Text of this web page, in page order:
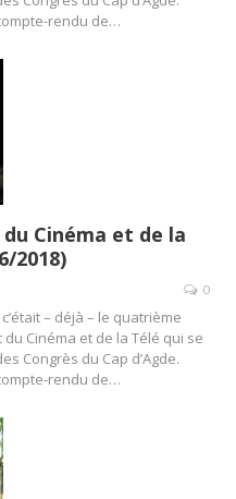
rendu de…
Cinéma et de la
2018)
0
– déjà – le quatrième
Cinéma et de la Télé qui se
Congrès du Cap d’Agde.
rendu de…